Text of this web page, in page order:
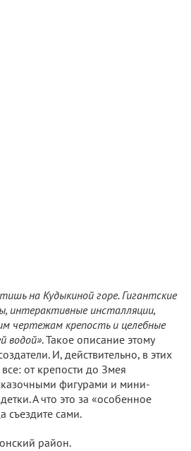
на Кудыкиной горе. Гигантские
интерактивные инсталляции,
чертежам крепость и целебные
водой». Такое описание этому
И, действительно, в этих
от крепости до Змея
фигурами и мини-
А что это за «особенное
съездите сами.
район.